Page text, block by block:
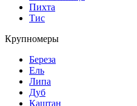
Пихта
Тис
Крупномеры
Береза
Ель
Липа
Дуб
Каштан